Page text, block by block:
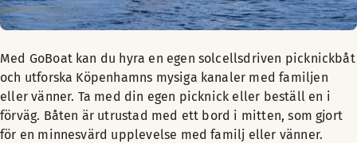
Med GoBoat kan du hyra en egen solcellsdriven picknickbåt
och utforska Köpenhamns mysiga kanaler med familjen
eller vänner. Ta med din egen picknick eller beställ en i
förväg. Båten är utrustad med ett bord i mitten, som gjort
för en minnesvärd upplevelse med familj eller vänner.